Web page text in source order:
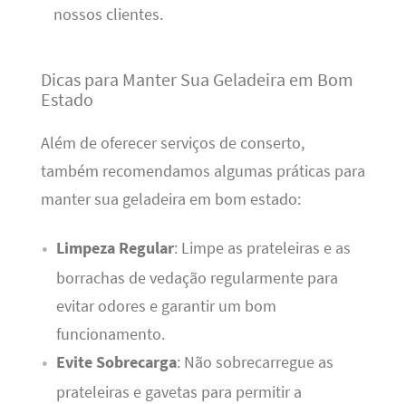
nossos clientes.
Dicas para Manter Sua Geladeira em Bom
Estado
Além de oferecer serviços de conserto,
também recomendamos algumas práticas para
manter sua geladeira em bom estado:
Limpeza Regular: Limpe as prateleiras e as
borrachas de vedação regularmente para
evitar odores e garantir um bom
funcionamento.
Evite Sobrecarga: Não sobrecarregue as
prateleiras e gavetas para permitir a